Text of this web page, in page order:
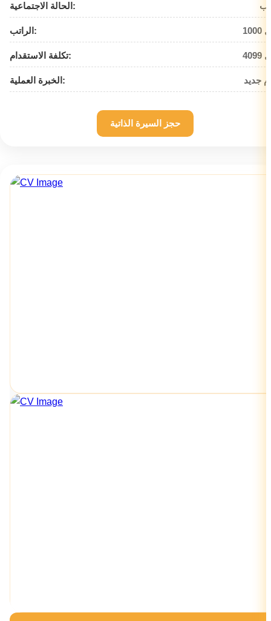
الحالة الاجتماعية:
الراتب:
تكلفة الاستقدام:
الخبرة العملية: جديد
حجز السيرة الذاتية